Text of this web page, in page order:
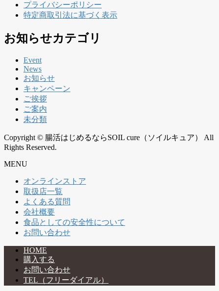
プライバシーポリシー
特定商取引法に基づく表示
お知らせカテゴリ
Event
News
お知らせ
キャンペーン
ご挨拶
ご案内
未分類
Copyright © 腸活はじめるならSOIL cure（ソイルキュア） All
Rights Reserved.
MENU
オンラインストア
取扱店一覧
よくある質問
会社概要
食品としての安全性について
お問い合わせ
HOME
購入する
お問い合わせ
TEL（フリーダイアル）